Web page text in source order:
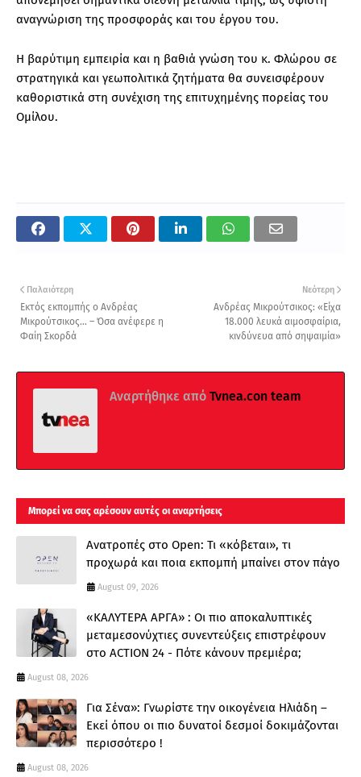
αναγνώριση της προσφοράς και του έργου του.
Η βαρύτιμη εμπειρία και η βαθιά γνώση του κ. Φλώρου σε
στρατηγικά και γεωπολιτικά ζητήματα θα συνεισφέρουν
καθοριστικά στη συνέχιση της επιτυχημένης πορείας του
Ομίλου.
Νεότερη
Ανδρέας Μικρούτσικος: «Είχα
18.000 λευκά αιμοσφαίρια,
κινδύνευα από σηψαιμία»
Παλαιότερη
Εκτός εκπομπής o Ανδρέας
Μικρούτσικος... – Όσα ανέφερε η
Φαίη Σκορδά
Αναρτήθηκε από Tvnea.con team
Μπορεί να σας αρέσουν αυτές οι αναρτήσεις
Ανατροπές στο Open: Τι «κόβεται», τι
προχωρά και ποια εκπομπή μπαίνει στον πάγο
August 09, 2026
«ΚΑΛΥΤΕΡΑ ΑΡΓΑ» : Oι πιο αποκαλυπτικές
μεταμεσονύχτιες συνεντεύξεις επιστρέφουν
στο ACTION 24 - Πότε κάνουν πρεμιέρα;
August 08, 2026
Για Σένα»: Γνωρίστε την οικογένεια Ηλιάδη –
Εκεί όπου οι πιο δυνατοί δεσμοί δοκιμάζονται
περισσότερο !
August 08, 2026